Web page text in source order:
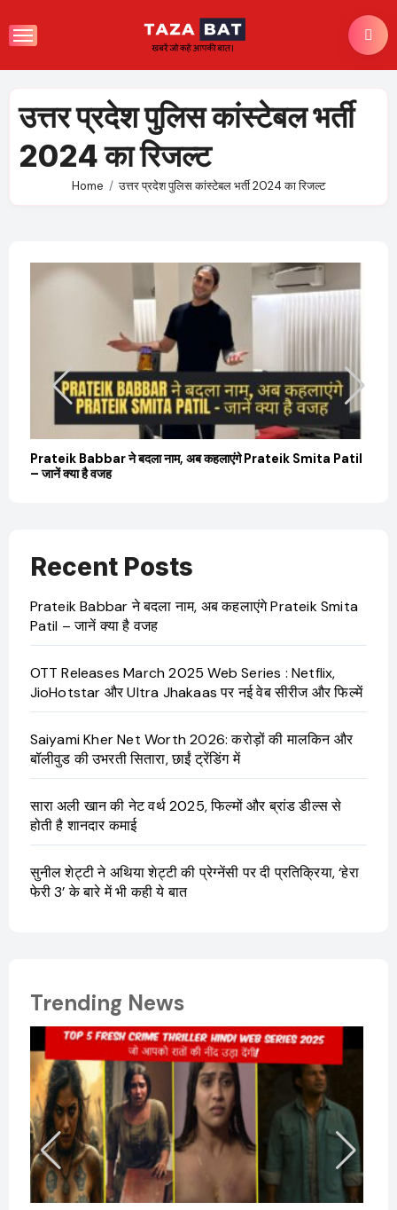
to
उत्तर प्रदेश पुलिस कांस्टेबल भर्ती
2024 का रिजल्ट
Home उत्तर प्रदेश पुलिस कांस्टेबल भर्ती 2024 का रिजल्ट
Prateik Babbar ने बदला नाम, अब कहलाएंगे Prateik Smita Patil
– जानें क्या है वजह
Recent Posts
Prateik Babbar ने बदला नाम, अब कहलाएंगे Prateik Smita
Patil – जानें क्या है वजह
OTT Releases March 2025 Web Series : Netflix,
JioHotstar और Ultra Jhakaas पर नई वेब सीरीज और फिल्में
Saiyami Kher Net Worth 2026: करोड़ों की मालकिन और
बॉलीवुड की उभरती सितारा, छाईं ट्रेंडिंग में
सारा अली खान की नेट वर्थ 2025, फिल्मों और ब्रांड डील्स से
होती है शानदार कमाई
सुनील शेट्टी ने अथिया शेट्टी की प्रेग्नेंसी पर दी प्रतिक्रिया, ‘हेरा
फेरी 3’ के बारे में भी कही ये बात
Trending News